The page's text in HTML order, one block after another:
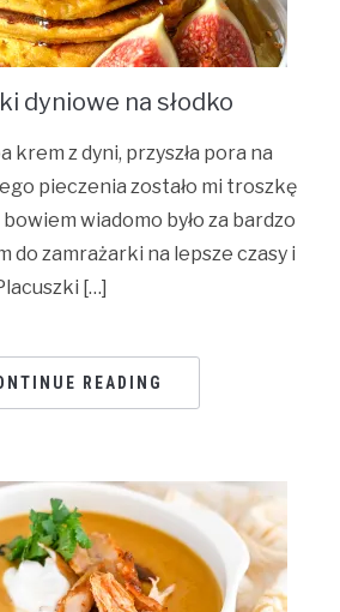
dyniowe na słodko
krem z dyni, przyszła pora na
pieczenia zostało mi troszkę
wiadomo było za bardzo
do zamrażarki na lepsze czasy i
[…]
READING